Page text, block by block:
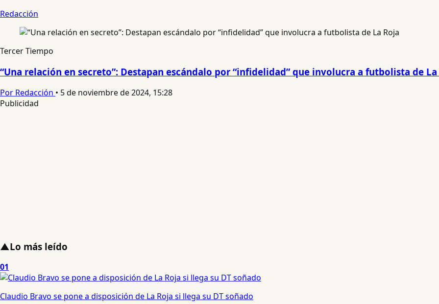
Redacción
Tercer Tiempo
“Una relación en secreto”: Destapan escándalo por “infidelidad” que involucra a futbolista de La
Por Redacción • 5 de noviembre de 2024, 15:28
Publicidad
▲Lo más leído
01
Claudio Bravo se pone a disposición de La Roja si llega su DT soñado